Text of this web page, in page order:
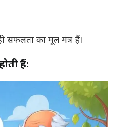
सफलता का मूल मंत्र हैं।
हैं: